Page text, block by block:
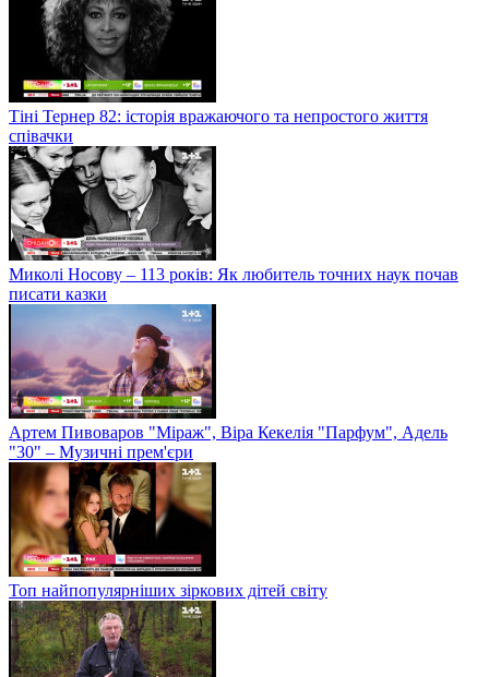
Тіні Тернер 82: історія вражаючого та непростого життя
співачки
Миколі Носову – 113 років: Як любитель точних наук почав
писати казки
Артем Пивоваров "Міраж", Віра Кекелія "Парфум", Адель
"30" – Музичні прем'єри
Топ найпопулярніших зіркових дітей світу